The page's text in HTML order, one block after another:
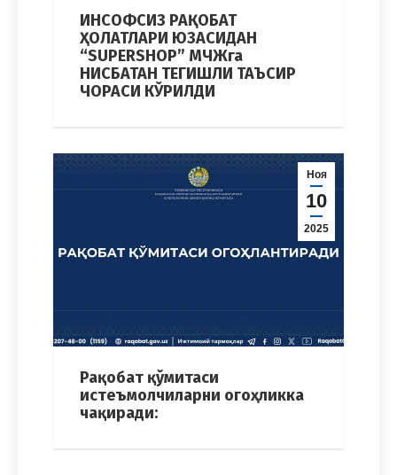
ИНСОФСИЗ РАҚОБАТ
ҲОЛАТЛАРИ ЮЗАСИДАН
“SUPERSHOP” МЧЖга
НИСБАТАН ТЕГИШЛИ ТАЪСИР
ЧОРАСИ КЎРИЛДИ
Ноя
10
2025
Рақобат қўмитаси
истеъмолчиларни огоҳликка
чақиради: